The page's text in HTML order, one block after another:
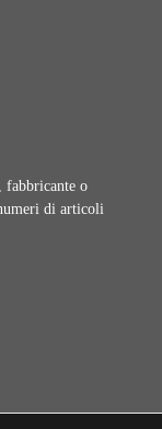
fabbricante o
di articoli